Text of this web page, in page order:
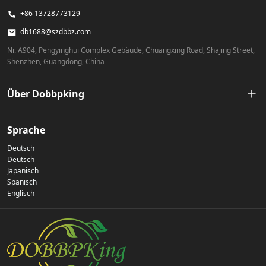
anziehen, die Wert auf ökologische Nachhaltigkeit legen.
Darüber hinaus entspricht es der wachsenden
Produkten und verschafft Ihnen einen Wettbewerbsvorteil
auf dem Markt.
+86 13728773129
db1688@szdbbz.com
Nr. A904, Pengyinghui Complex Gebäude, Chuangxing Road, Shajing Street,
Shenzhen, Guangdong, China
Über Dobbpking
Unsere Geschichte
Datenschutz-Bestimmungen
Kontaktiere uns
Sprache
Deutsch
Deutsch
Japanisch
Spanisch
Englisch